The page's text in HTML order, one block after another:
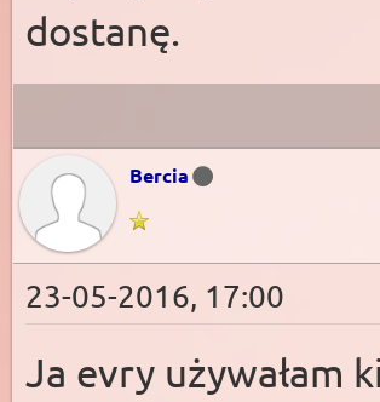
dostanę.
Bercia
23-05-2016, 17:00
Ja evry używałam